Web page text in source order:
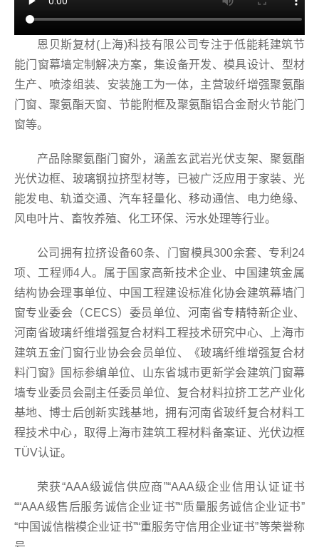
恩贝斯复材(上海)科技有限公司专注于低能耗建筑节
能门窗幕墙定制解决方案，集设备开发、模具设计、型材
生产、喷漆组装、安装施工为一体，主营玻纤增强聚氨酯
门窗、聚氨酯天窗、节能附框及聚氨酯铝合金耐火节能门
窗等。
产品除聚氨酯门窗外，涵盖玄武岩光伏支架、聚氨酯
光伏边框、玻璃钢拉挤型材等，已被广泛应用于家装、光
能发电、轨道交通、汽车轻量化、移动通信、电力绝缘、
风电叶片、畜牧养殖、化工环保、污水处理等行业。
公司拥有拉挤设备60条、门窗模具300余套、专利24
项、工程师4人。属于国家高新技术企业、中国建筑金属
结构协会理事单位、中国工程建设标准化协会建筑幕墙门
窗专业委会（CECS）委员单位、河南省专精特新企业、
河南省玻璃纤维增强复合材料工程技术研究中心、上海市
建筑五金门窗行业协会会员单位、《玻璃纤维增强复合材
料门窗》国标参编单位、山东省城市更新学会建筑门窗幕
墙专业委员会副主任委员单位、复合材料拉挤工艺产业化
基地、博士后创新实践基地，拥有河南省玻纤复合材料工
程技术中心，取得上海市建筑工程材料备案证、光伏边框
TÜV认证。
荣获“AAA级诚信供应商”“AAA级企业信用认证证书
““AAA级售后服务诚信企业证书”“质量服务诚信企业证书”
“中国诚信楷模企业证书”“重服务守信用企业证书”等荣誉称